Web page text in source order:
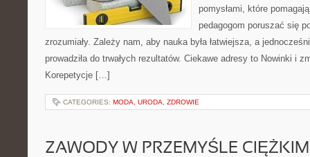
pomysłami, które
pedagogom poruszać się
zrozumiały. Zależy nam, aby nauka była łatwiejsza, a
prowadziła do trwałych rezultatów. Ciekawe adresy to Nowinki i
Korepetycje […]
CATEGORIES: MODA, URODA, ZDROWIE
ZAWODY W PRZEMYŚLE CIĘŻKIM